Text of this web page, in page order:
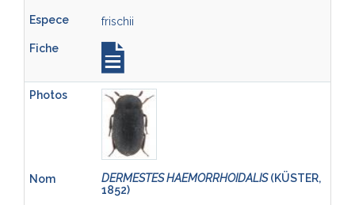
frischii
DERMESTES HAEMORRHOIDALIS(KÜSTER,
1852)